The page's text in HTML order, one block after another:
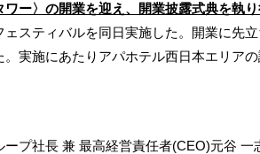
ー〉の開業を迎え、開業披露式典を執り
スティバルを同日実施した。開業に先
実施にあたりアパホテル西日本エリア
プ社長 兼 最高経営責任者(CEO)元谷